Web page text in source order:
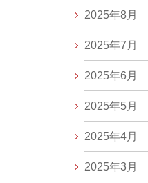
2025年8月
2025年7月
2025年6月
2025年5月
2025年4月
2025年3月